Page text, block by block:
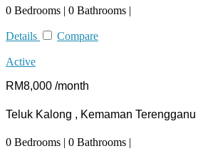
0 Bedrooms | 0 Bathrooms |
Details Compare
Active
RM8,000 /month
Teluk Kalong , Kemaman Terengganu
0 Bedrooms | 0 Bathrooms |